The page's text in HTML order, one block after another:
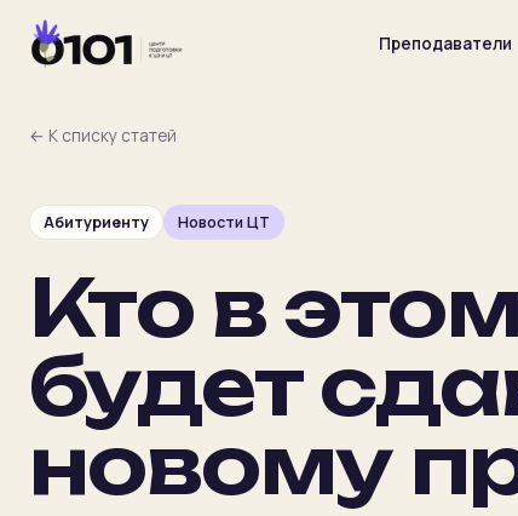
Преподаватели
Главная
Преподаватели
Предметы
Цены
Календарь
← К списку статей
Абитуриенту Новости ЦТ
Кто в
будет
новому